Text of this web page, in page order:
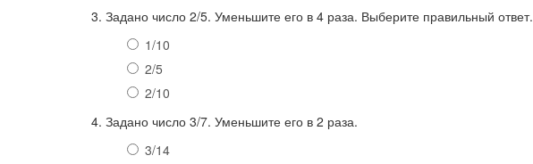
3. Задано число 2/5. Уменьшите его в 4 раза. Выберите правильный ответ.
1/10
2/5
2/10
4. Задано число 3/7. Уменьшите его в 2 раза.
3/14